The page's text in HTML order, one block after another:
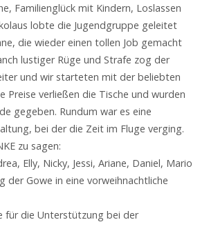
Familienglück mit Kindern, Loslassen
lobte die Jugendgruppe geleitet
die wieder einen tollen Job gemacht
lustiger Rüge und Strafe zog der
und wir starteten mit der beliebten
Preise verließen die Tische und wurden
gegeben. Rundum war es eine
bei der die Zeit im Fluge verging.
zu sagen:
Elly, Nicky, Jessi, Ariane, Daniel, Mario
der Gowe in eine vorweihnachtliche
für die Unterstützung bei der